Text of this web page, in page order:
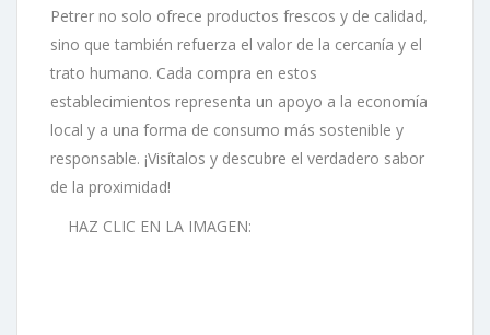
Petrer no solo ofrece productos frescos y de calidad,
sino que también refuerza el valor de la cercanía y el
trato humano. Cada compra en estos
establecimientos representa un apoyo a la economía
local y a una forma de consumo más sostenible y
responsable. ¡Visítalos y descubre el verdadero sabor
de la proximidad!
HAZ CLIC EN LA IMAGEN: